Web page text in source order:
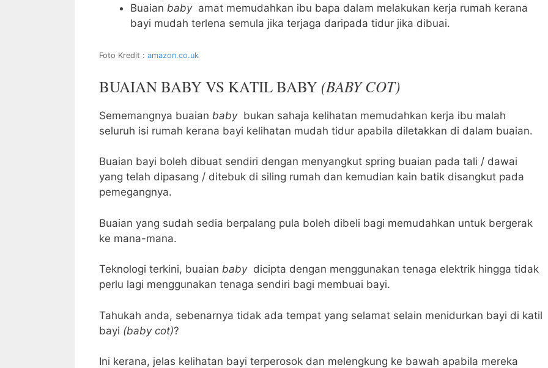
Buaian baby amat memudahkan ibu bapa dalam melakukan kerja rumah kerana
bayi mudah terlena semula jika terjaga daripada tidur jika dibuai.
Foto Kredit : amazon.co.uk
BUAIAN BABY VS KATIL BABY (BABY COT)
Sememangnya buaian baby bukan sahaja kelihatan memudahkan kerja ibu malah
seluruh isi rumah kerana bayi kelihatan mudah tidur apabila diletakkan di dalam buaian.
Buaian bayi boleh dibuat sendiri dengan menyangkut spring buaian pada tali / dawai
yang telah dipasang / ditebuk di siling rumah dan kemudian kain batik disangkut pada
pemegangnya.
Buaian yang sudah sedia berpalang pula boleh dibeli bagi memudahkan untuk bergerak
ke mana-mana.
Teknologi terkini, buaian baby dicipta dengan menggunakan tenaga elektrik hingga tidak
perlu lagi menggunakan tenaga sendiri bagi membuai bayi.
Tahukah anda, sebenarnya tidak ada tempat yang selamat selain menidurkan bayi di katil
bayi (baby cot)?
Ini kerana, jelas kelihatan bayi terperosok dan melengkung ke bawah apabila mereka